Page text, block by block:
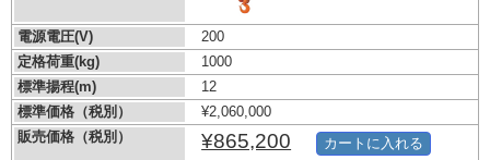
電源電圧(V)
200
定格荷重(kg)
1000
標準揚程(m)
12
標準価格（税別）
¥2,060,000
販売価格（税別）
¥865,200 カートに入れる